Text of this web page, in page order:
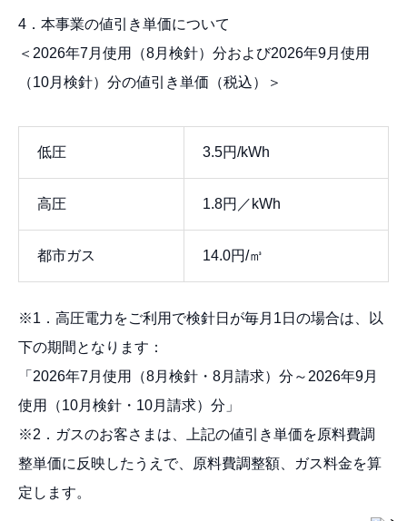
4．本事業の値引き単価について
＜2026年7月使用（8月検針）分および2026年9月使用
（10月検針）分の値引き単価（税込）＞
低圧 3.5円/kWh
高圧 1.8円／kWh
都市ガス 14.0円/㎥
※1．高圧電力をご利用で検針日が毎月1日の場合は、以
下の期間となります：
「2026年7月使用（8月検針・8月請求）分～2026年9月
使用（10月検針・10月請求）分」
※2．ガスのお客さまは、上記の値引き単価を原料費調
整単価に反映したうえで、原料費調整額、ガス料金を算
定します。